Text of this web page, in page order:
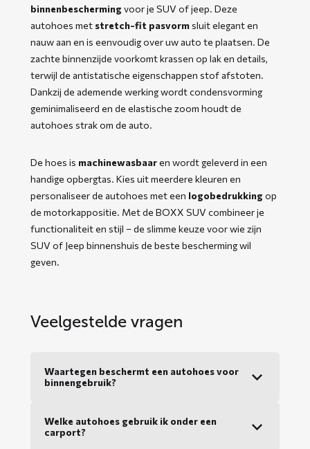
binnenbescherming voor je SUV of jeep. Deze
autohoes met stretch-fit pasvorm sluit elegant en
nauw aan en is eenvoudig over uw auto te plaatsen. De
zachte binnenzijde voorkomt krassen op lak en details,
terwijl de antistatische eigenschappen stof afstoten.
Dankzij de ademende werking wordt condensvorming
geminimaliseerd en de elastische zoom houdt de
autohoes strak om de auto.
De hoes is machinewasbaaren wordt geleverd in een
handige opbergtas. Kies uit meerdere kleuren en
personaliseer de autohoes met een logobedrukking op
de motorkappositie. Met de BOXX SUV combineer je
functionaliteit en stijl – de slimme keuze voor wie zijn
SUV of Jeep binnenshuis de beste bescherming wil
geven.
Veelgestelde vragen
Waartegen beschermt een autohoes voor
binnengebruik?
Welke autohoes gebruik ik onder een
carport?